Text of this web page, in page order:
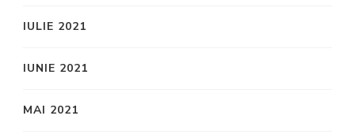
IULIE 2021
IUNIE 2021
MAI 2021